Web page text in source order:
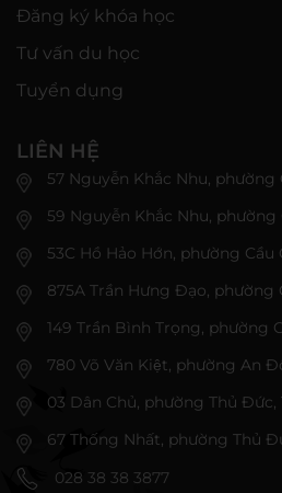
Đăng ký khóa học
Tư vấn du học
Tuyển dụng
LIÊN HỆ
57 Nguyễn Khắc Nhu, phường
59 Nguyễn Khắc Nhu, phường
53C Hồ Hảo Hớn, phường Cầu
875A Trần Hưng Đạo, phường
149 Trần Bình Trọng, phường
780 Võ Văn Kiệt, phường An
03 Dân Chủ, phường Thủ Đức,
67 Thống Nhất, phường Thủ
028 38 38 3877